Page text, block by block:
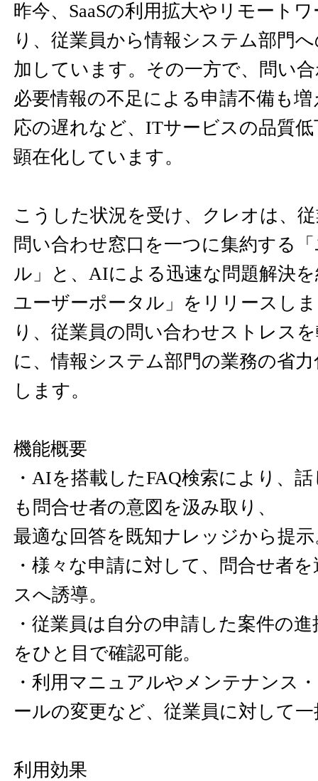
昨今、SaaSの利用拡大やリモート
り、従業員から情報システム部門
加しています。その一方で、問い
必要情報の不足による申請不備も
応の遅れなど、ITサービスの品質
顕在化しています。
こうした状況を受け、クレオは、
問い合わせ窓口を一つに集約する
ル」と、AIによる迅速な問題解決
ユーザーポータル」をリリースし
り、従業員の問い合わせストレス
に、情報システム部門の業務の省
します。
機能概要
・AIを搭載したFAQ検索により、
も問合せ者の意図を汲み取り、
最適な回答を既知ナレッジから提示
・様々な申請に対して、問合せ者
スへ誘導。
・従業員は自分の申請した案件の
をひと目で確認可能。
・利用マニュアルやメンテナンス
ールの変更など、従業員に対して
利用効果